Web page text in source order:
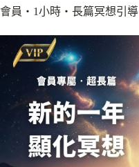
會員‧1小時‧長篇冥想引導